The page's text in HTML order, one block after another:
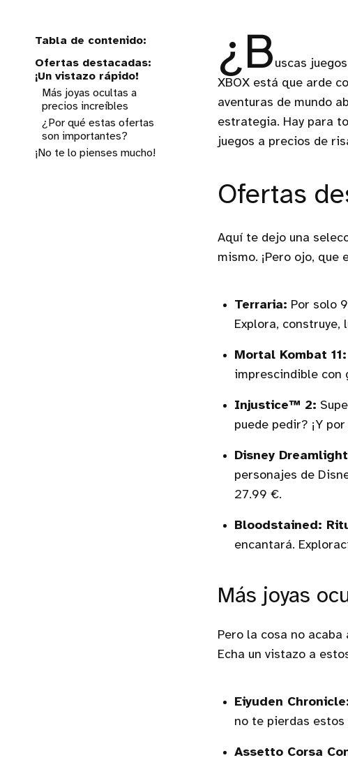
Ofertas destacadas:
¡Un vistazo rápido!
Más joyas ocultas a
precios increíbles
¿Por qué estas ofertas
son importantes?
¡No te lo pienses mucho!
¿B uscas
XBOX está que arde
aventuras de mundo
estrategia. Hay para
juegos a precios de
Ofertas
Aquí te dejo una
mismo. ¡Pero ojo,
Terraria: Por solo
Explora, construye,
Mortal Kombat 11:
imprescindible con
Injustice™ 2:
puede pedir? ¡Y
Disney
personajes de
27.99 €.
Bloodstained:
encantará.
Más joyas
Pero la cosa no
Echa un vistazo a
Eiyuden
no te pierdas estos
Assetto Corsa